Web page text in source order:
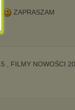
ZAPRASZAM
, FILMY NOWOŚCI